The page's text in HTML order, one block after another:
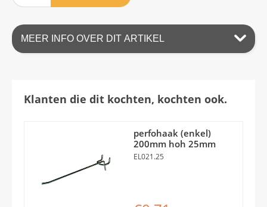
MEER INFO OVER DIT ARTIKEL
Klanten die dit kochten, kochten ook.
perfohaak (enkel)
200mm hoh 25mm
EL021.25